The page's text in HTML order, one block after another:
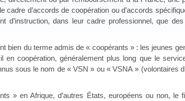
d’accords de coopération ou d’accords
dans leur cadre professionnel, que des
bien du terme admis de « coopérants » : les jeunes
coopération, généralement plus long que le
sous le nom de « VSN » ou « VSNA » (volontaires
» en Afrique, d’autres États, européens ou non, le